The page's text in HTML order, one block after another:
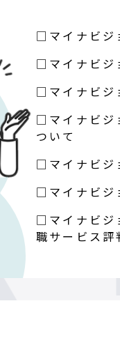
□マイナビジ
□マイナビジ
□マイナビジ
□マイナビジ
ついて
□マイナビジ
□マイナビジ
□マイナビジ
職サービス評